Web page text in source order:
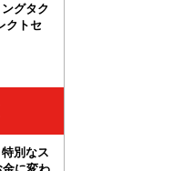
グタク
クトセ
別なス